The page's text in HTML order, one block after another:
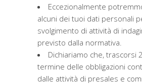
Eccezionalmente
alcuni dei tuoi dati personali
svolgimento di attività di
previsto dalla normativa.
Dichiariamo che, trascorsi
termine delle obbligazioni
dalle attività di presales e